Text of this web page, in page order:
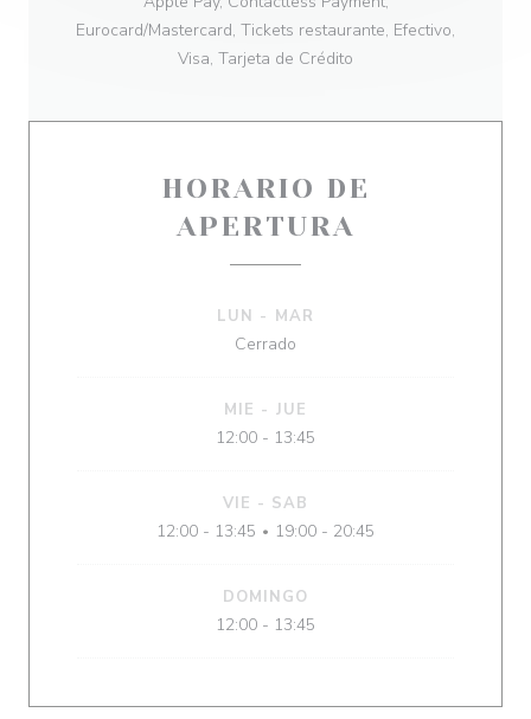
Eurocard/Mastercard, Tickets restaurante, Efectivo,
Visa, Tarjeta de Crédito
HORARIO DE
APERTURA
LUN - MAR
Cerrado
MIE - JUE
12:00 - 13:45
VIE - SAB
12:00 - 13:45 • 19:00 - 20:45
DOMINGO
12:00 - 13:45